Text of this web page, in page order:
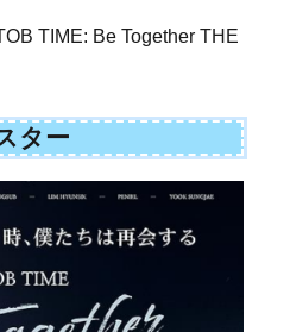
TIME: Be Together THE
ター